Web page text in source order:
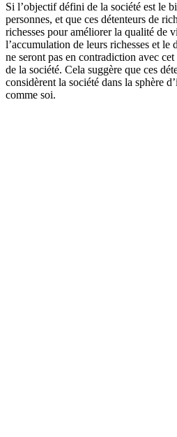
Si l’objectif défini de la société est le
personnes, et que ces détenteurs de
richesses pour améliorer la qualité de
l’accumulation de leurs richesses et le
ne seront pas en contradiction avec
de la société. Cela suggère que ces
considèrent la société dans la sphère
comme soi.